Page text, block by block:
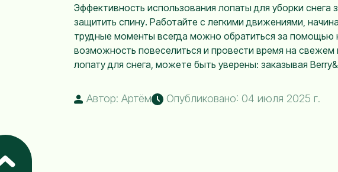
Эффективность использования лопаты для уборки снега
защитить спину. Работайте с легкими движениями,
трудные моменты всегда можно обратиться за помощью
возможность повеселиться и провести время на свежем
лопату для снега, можете быть уверены: заказывая
Автор: Артём Опубликовано: 04 июля 2025 г.